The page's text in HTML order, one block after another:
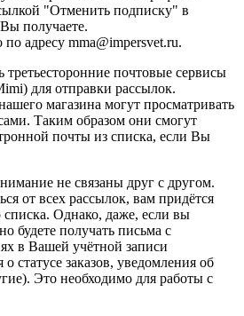
"Отменить подписку" в
получаете.
адресу mma@impersvet.ru.
почтовые сервисы
для отправки рассылок.
магазина могут просматривать
Таким образом они смогут
почты из списка, если Вы
не связаны друг с другом.
от всех рассылок, вам придётся
списка. Однако, даже, если вы
будете получать письма с
в Вашей учётной записи
статусе заказов, уведомления об
Это необходимо для работы с